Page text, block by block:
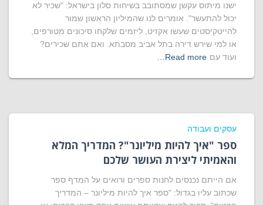
ישנו מיתוס עקשן שמסתובב בשיחות סלון בישראל: "שכיר לא
יכול להתעשר". אומרים לנו שהמיליון הראשון שמור
להייטקיסטים שעשו אקזיט, ליזמים שלקחו סיכונים מטורפים,
או למי שירש דירה בתל אביב מסבתא. ואם אתם שכירים?
ועוד עם Read more…
עסקים ועבודה
ספר "איך להיות מיליונר"? המדריך המלא
והאמיתי ליצירת העושר שלכם
אם הייתם נכנסים לחנות ספרים ורואים על המדף ספר
שכתוב עליו בגדול: "ספר איך להיות מיליונר – המדריך